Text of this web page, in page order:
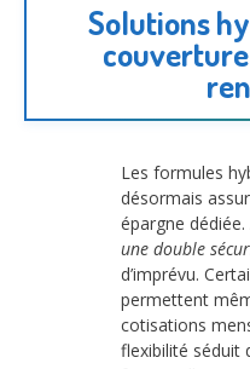
Solutions
Les formules
désormais
épargne
une double
d’imprévu.
permettent
cotisations
flexibilité séduit